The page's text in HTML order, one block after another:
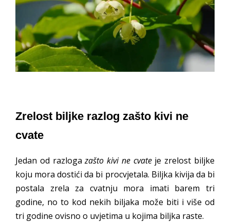
Zrelost biljke razlog zašto kivi ne
cvate
Jedan od razlogazašto kivi ne cvateje zrelost biljke
koju mora dostići da bi procvjetala. Biljka kivija da bi
postala zrela za cvatnju mora imati barem tri
godine, no to kod nekih biljaka može biti i više od
tri godine ovisno o uvjetima u kojima biljka raste.